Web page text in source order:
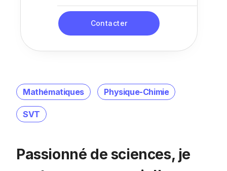
Mathématiques Physique-Chimie
SVT
Passionné de sciences, je
Contacter